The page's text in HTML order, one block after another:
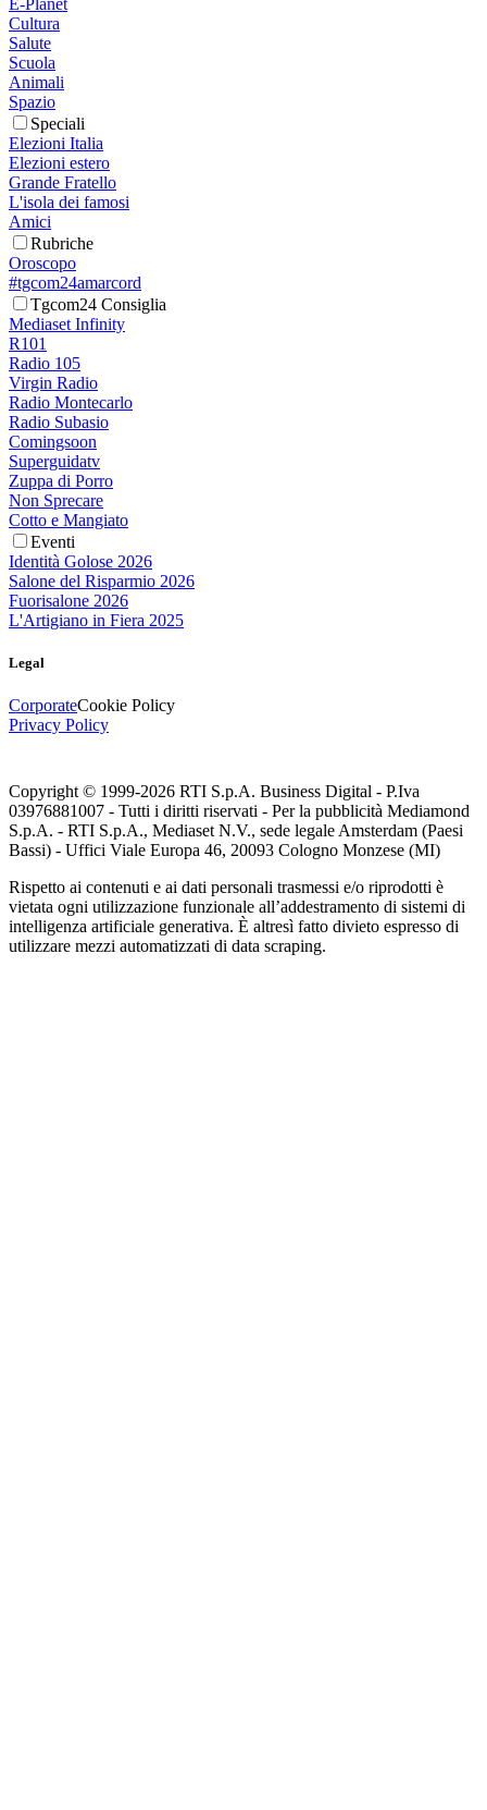
E-Planet
Cultura
Salute
Scuola
Animali
Spazio
Speciali
Elezioni Italia
Elezioni estero
Grande Fratello
L'isola dei famosi
Amici
Rubriche
Oroscopo
#tgcom24amarcord
Tgcom24 Consiglia
Mediaset Infinity
R101
Radio 105
Virgin Radio
Radio Montecarlo
Radio Subasio
Comingsoon
Superguidatv
Zuppa di Porro
Non Sprecare
Cotto e Mangiato
Eventi
Identità Golose 2026
Salone del Risparmio 2026
Fuorisalone 2026
L'Artigiano in Fiera 2025
Legal
CorporateCookie Policy
Privacy Policy
Copyright © 1999-2026 RTI S.p.A. Business Digital - P.Iva
03976881007 - Tutti i diritti riservati - Per la pubblicità Mediamond
S.p.A. - RTI S.p.A., Mediaset N.V., sede legale Amsterdam (Paesi
Bassi) - Uffici Viale Europa 46, 20093 Cologno Monzese (MI)
Rispetto ai contenuti e ai dati personali trasmessi e/o riprodotti è
vietata ogni utilizzazione funzionale all’addestramento di sistemi di
intelligenza artificiale generativa. È altresì fatto divieto espresso di
utilizzare mezzi automatizzati di data scraping.